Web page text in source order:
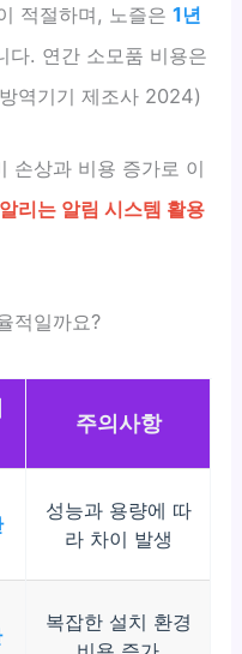
적절하며, 노즐은1년
다. 연간 소모품 비용은
역기기 제조사 2024)
손상과 비용 증가로 이
리는 알림 시스템 활용
적일까요?
주의사항
성능과 용량에 따
라 차이 발생
복잡한 설치 환경